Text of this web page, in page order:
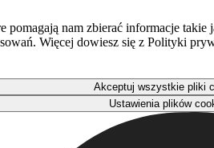
nam zbierać informacje
Więcej dowiesz się z Polityki
Akceptuj wszystkie pliki
Ustawienia plików